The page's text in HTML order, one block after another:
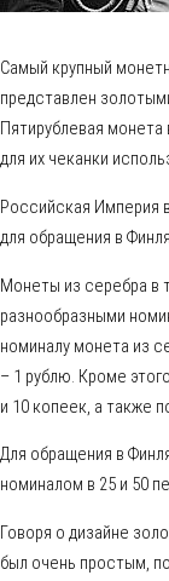
Самый крупный
представлен
Пятирублевая монета
для их чеканки
Российская Империя
для обращения в
Монеты из серебра в
разнообразными
номиналу монета из
– 1 рублю. Кроме
и 10 копеек, а также
Для обращения в
номиналом в 25 и 50
Говоря о дизайне
был очень простым,